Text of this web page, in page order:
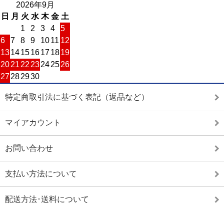
2026年9月
日
月 火 水 木 金 土
1
2 3 4
5
6
7 8 9 1011 12
13141516171819
2021 22 23242526
27282930
特定商取引法に基づく表記（返品など）
マイアカウント
お問い合わせ
支払い方法について
配送方法･送料について